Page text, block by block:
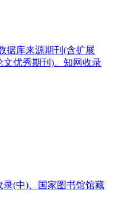
据库来源期刊(含扩展
文优秀期刊)、知网收录
(中)、国家图书馆馆藏